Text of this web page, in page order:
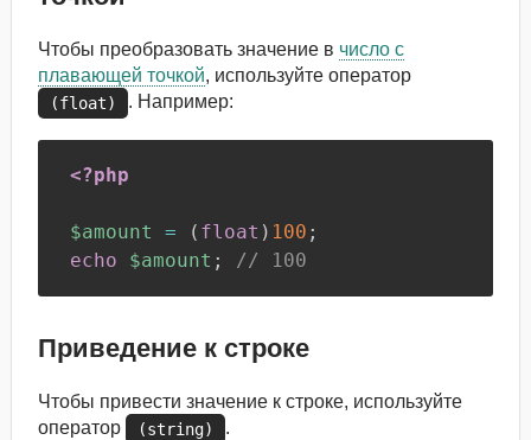
Чтобы преобразовать значение в число с
плавающей точкой, используйте оператор
(float) . Например:
<?php
$amount = ( float ) 100 ;
echo
$amount ; // 100
Приведение к строке
Чтобы привести значение к строке, используйте
оператор
(string) .